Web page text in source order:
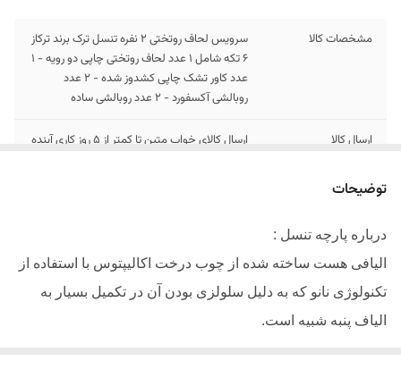
مشخصات کالا
سرویس لحاف روتختی 2 نفره تنسل ترک برند ترکاز
6 تکه شامل 1 عدد لحاف روتختی چاپی دو رویه - 1
عدد کاور تشک چاپی کشدوز شده - 2 عدد
روبالشی آکسفورد - 2 عدد روبالشی ساده
ارسال کالا ارسال کالای خواب متین تا کمتر از 5 روز کاری آینده
توضیحات
درباره پارچه تنسل :
الیافی هست ساخته شده از چوب درخت اکالیپتوس با استفاده از
تکنولوژی نانو که به دلیل سلولزی بودن آن در تکمیل بسیار به
الیاف پنبه شبیه است.